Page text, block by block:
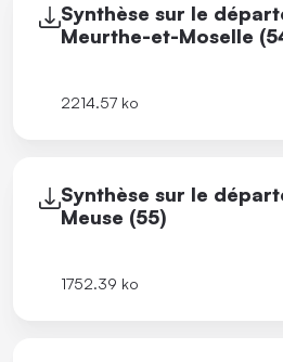
Synthèse sur le
Meurthe-et-Moselle
2214.57 ko
Synthèse sur le
Meuse (55)
1752.39 ko